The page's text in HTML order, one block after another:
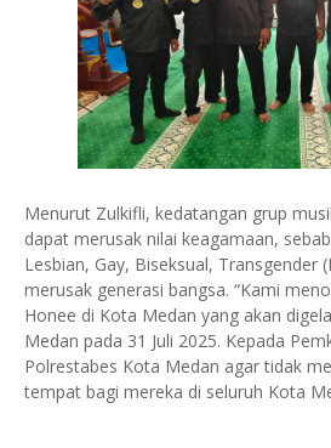
Menurut Zulkifli, kedatangan grup
dapat merusak nilai keagamaan,
Lesbian, Gay, Biseksual, Transgender
merusak generasi bangsa. “Kami
Honee di Kota Medan yang akan
Medan pada 31 Juli 2025. Kepada
Polrestabes Kota Medan agar tidak
tempat bagi mereka di seluruh Kota